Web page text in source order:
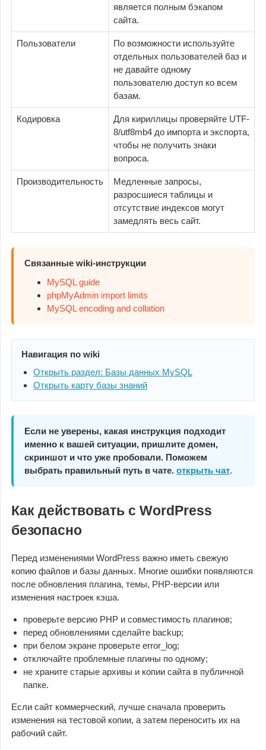
является полным бэкапом
сайта.
Пользователи
По возможности используйте
отдельных пользователей баз и
не давайте одному
пользователю доступ ко всем
базам.
Кодировка
Для кириллицы проверяйте UTF-
8/utf8mb4 до импорта и экспорта,
чтобы не получить знаки
вопроса.
Производительность
Медленные запросы,
разросшиеся таблицы и
отсутствие индексов могут
замедлять весь сайт.
Связанные wiki-инструкции
MySQL guide
phpMyAdmin import limits
MySQL encoding and collation
Навигация по wiki
Открыть раздел: Базы данных MySQL
Открыть карту базы знаний
Если не уверены, какая инструкция подходит
именно к вашей ситуации, пришлите домен,
скриншот и что уже пробовали. Поможем
выбрать правильный путь в чате. открыть чат.
Как действовать с WordPress
безопасно
Перед изменениями WordPress важно иметь свежую
копию файлов и базы данных. Многие ошибки появляются
после обновления плагина, темы, PHP-версии или
изменения настроек кэша.
проверьте версию PHP и совместимость плагинов;
перед обновлениями сделайте backup;
при белом экране проверьте error_log;
отключайте проблемные плагины по одному;
не храните старые архивы и копии сайта в публичной
папке.
Если сайт коммерческий, лучше сначала проверить
изменения на тестовой копии, а затем переносить их на
рабочий сайт.